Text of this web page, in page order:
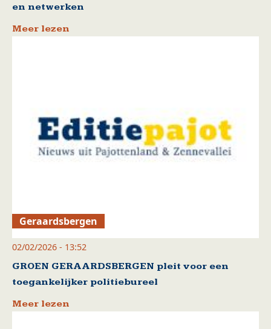
en netwerken
Meer lezen
Geraardsbergen
02/02/2026 - 13:52
GROEN GERAARDSBERGEN pleit voor een
toegankelijker politiebureel
Meer lezen